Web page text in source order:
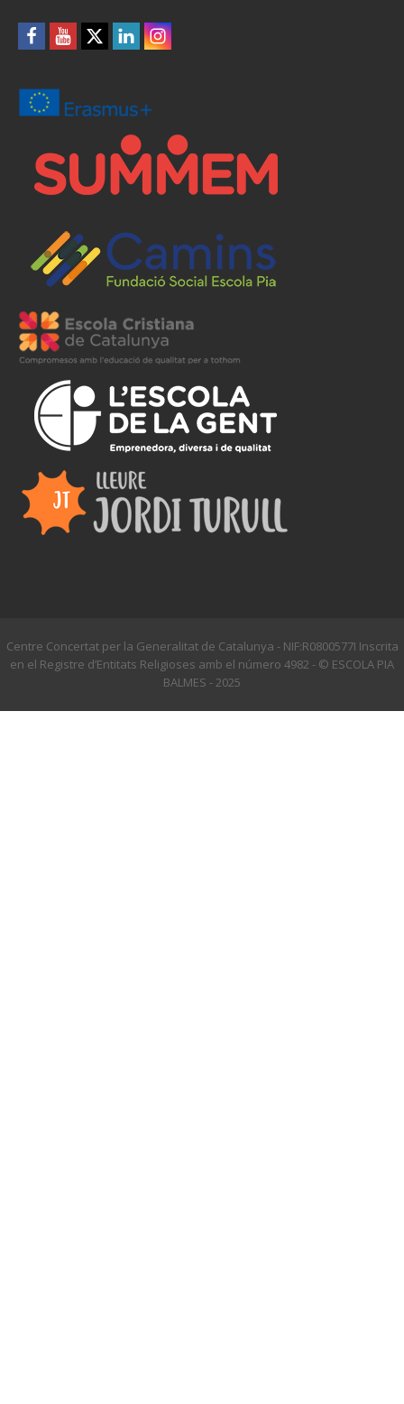
Centre Concertat per la Generalitat de Catalunya - NIF:R0800577I Inscrita
en el Registre d’Entitats Religioses amb el número 4982 - © ESCOLA PIA
BALMES - 2025